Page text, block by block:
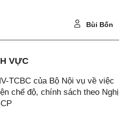
Bùi Bốn
VỰC
TCBC của Bộ Nội vụ về việc
chế độ, chính sách theo Nghị